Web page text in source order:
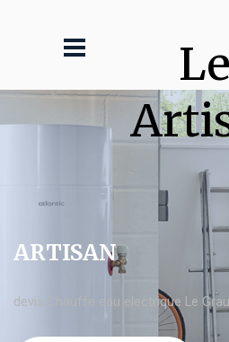
ARTISAN
devis Chauffe eau electrique Le